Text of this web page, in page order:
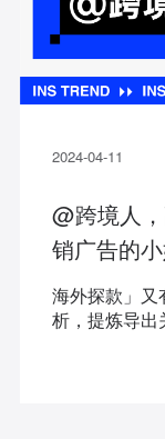
2024-04-11
@跨境人
销广告的
海外探款」又
析，提炼导出